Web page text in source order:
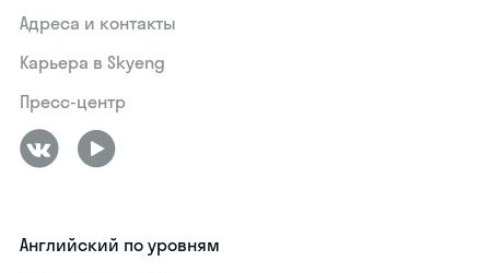
Адреса и контакты
Карьера в Skyeng
Пресс-центр
Английский по уровням